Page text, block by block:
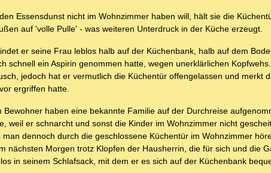
Essensdunst nicht im Wohnzimmer haben will, hält sie die
auf 'volle Pulle' - was weiteren Unterdruck in der Küche erzeugt.
er seine Frau leblos halb auf der Küchenbank, halb auf dem
schnell ein Aspirin genommen hatte, wegen unerklärlichen
jedoch hat er vermutlich die Küchentür offengelassen und merkt
ergriffen hatte.
Bewohner haben eine bekannte Familie auf der Durchreise
weil er schnarcht und sonst die Kinder im Wohnzimmer nicht
dennoch durch die geschlossene Küchentür im Wohnzimmer
nächsten Morgen trotz Klopfen der Hausherrin, die für sich und die
in seinem Schlafsack, mit dem er es sich auf der Küchenbank